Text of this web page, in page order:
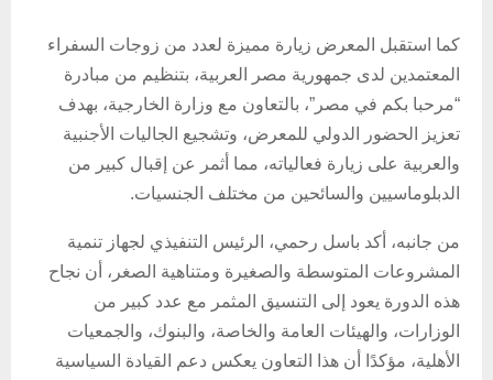
كما استقبل المعرض زيارة مميزة لعدد من زوجات السفراء
المعتمدين لدى جمهورية مصر العربية، بتنظيم من مبادرة
“مرحبا بكم في مصر”، بالتعاون مع وزارة الخارجية، بهدف
تعزيز الحضور الدولي للمعرض، وتشجيع الجاليات الأجنبية
والعربية على زيارة فعالياته، مما أثمر عن إقبال كبير من
الدبلوماسيين والسائحين من مختلف الجنسيات.
من جانبه، أكد باسل رحمي، الرئيس التنفيذي لجهاز تنمية
المشروعات المتوسطة والصغيرة ومتناهية الصغر، أن نجاح
هذه الدورة يعود إلى التنسيق المثمر مع عدد كبير من
الوزارات، والهيئات العامة والخاصة، والبنوك، والجمعيات
الأهلية، مؤكدًا أن هذا التعاون يعكس دعم القيادة السياسية